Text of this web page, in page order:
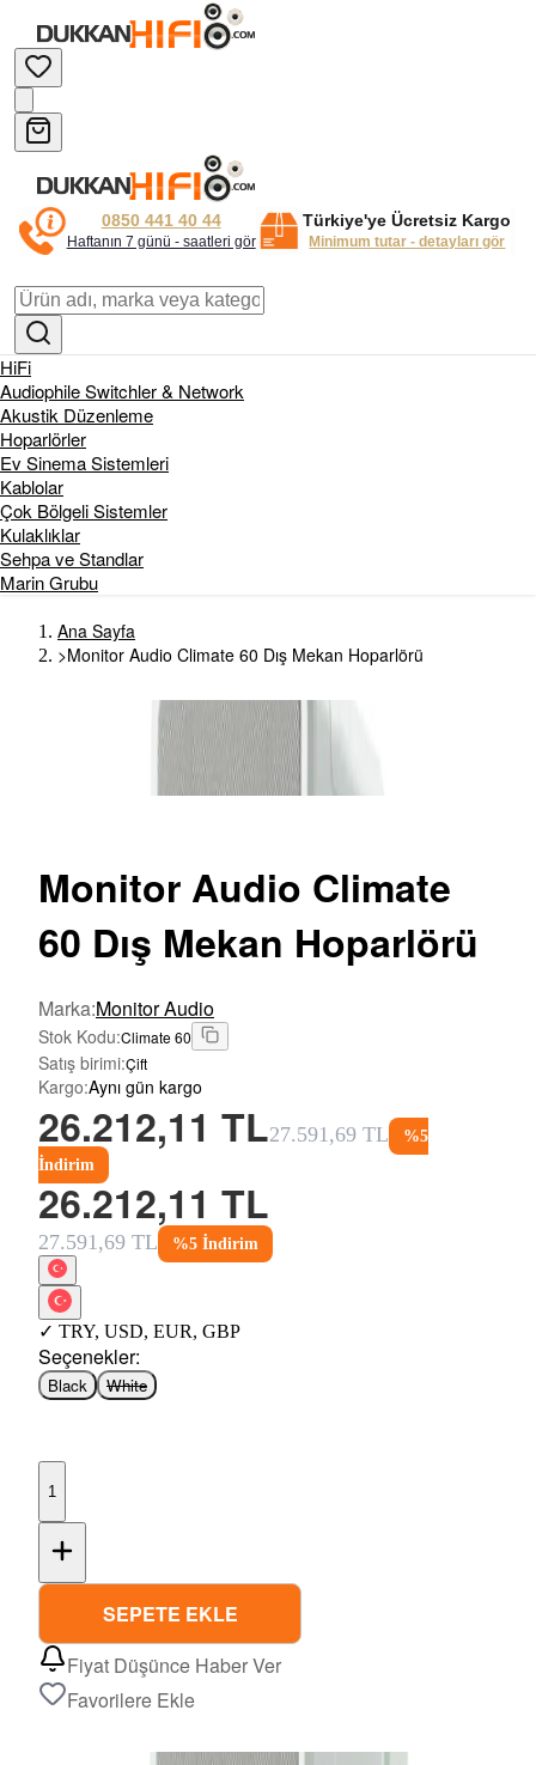
0850 441 40 44
Haftanın 7 günü - saatleri gör
Türkiye'ye Ücretsiz Kargo
Minimum tutar - detayları gör
HiFi
Audiophile Switchler & Network
Akustik Düzenleme
Hoparlörler
Ev Sinema Sistemleri
Kablolar
Çok Bölgeli Sistemler
Kulaklıklar
Sehpa ve Standlar
Marin Grubu
Ana Sayfa
>Monitor Audio Climate 60 Dış Mekan Hoparlörü
Monitor Audio Climate
60 Dış Mekan Hoparlörü
Marka:Monitor Audio
Stok Kodu:Climate 60
Satış birimi:Çift
Kargo:Aynı gün kargo
26.212,11 TL27.591,69 TL %5
İndirim
26.212,11 TL
27.591,69 TL %5 İndirim
✓ TRY, USD, EUR, GBP
Seçenekler:
Black White
1
SEPETE EKLE
Fiyat Düşünce Haber Ver
Favorilere Ekle